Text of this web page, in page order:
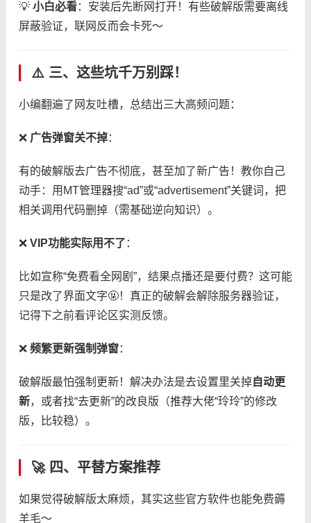
💡 ​ ​小白必看​​：安装后先断网打开！有些破解版需要离线
屏蔽验证，联网反而会卡死～
⚠️ 三、这些坑千万别踩！
小编翻遍了网友吐槽，总结出三大高频问题：
❌ ​ ​广告弹窗关不掉​​：
有的破解版去广告不彻底，甚至加了新广告！教你自己
动手：用MT管理器搜“ad”或“advertisement”关键词，把
相关调用代码删掉（需基础逆向知识）。
❌ ​ ​VIP功能实际用不了​ ​：
比如宣称“免费看全网剧”，结果点播还是要付费？这可能
只是改了界面文字🤬！真正的破解会解除服务器验证，
记得下之前看评论区实测反馈。
❌ ​ ​频繁更新强制弹窗​​：
破解版最怕强制更新！解决办法是去设置里关掉​​自动更
新​​，或者找“去更新”的改良版（推荐大佬“玲玲”的修改
版，比较稳）。
🚀 四、平替方案推荐
如果觉得破解版太麻烦，其实这些官方软件也能免费薅
羊毛～